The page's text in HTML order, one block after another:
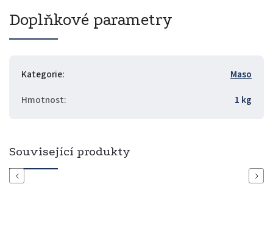
Doplňkové parametry
Kategorie:
Maso
Hmotnost: 1 kg
Související produkty
Previous Next